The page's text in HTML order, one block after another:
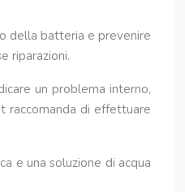
della batteria e prevenire
riparazioni.
un problema interno,
raccomanda di effettuare
e una soluzione di acqua